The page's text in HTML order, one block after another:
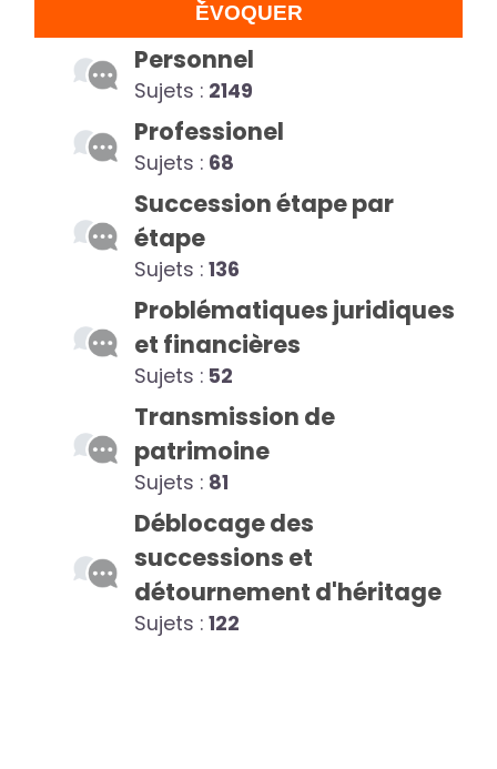
ÉVOQUER
Personnel
Sujets : 2149
Professionel
Sujets : 68
Succession étape par
étape
Sujets : 136
Problématiques juridiques
et financières
Sujets : 52
Transmission de
patrimoine
Sujets : 81
Déblocage des
successions et
détournement d'héritage
Sujets : 122